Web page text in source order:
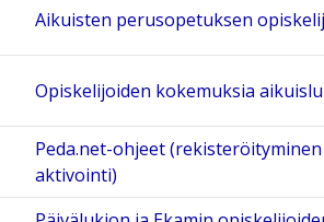
Aikuisten perusopetuksen
Opiskelijoiden kokemuksia
Peda.net-ohjeet
aktivointi)